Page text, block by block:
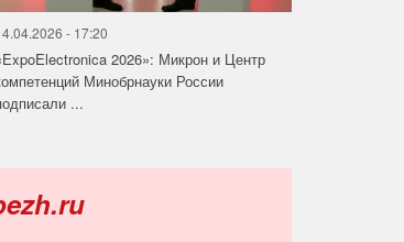
- 17:20
2026»: Микрон и Центр
Минобрнауки России
...